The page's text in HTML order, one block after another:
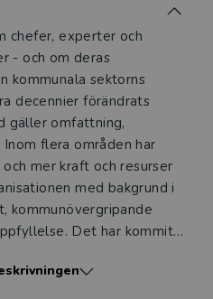
chefer, experter och
- och om deras
kommunala sektorns
decennier förändrats
gäller omfattning,
flera områden har
mer kraft och resurser
med bakgrund i
kommunövergripande
Det har kommit
hur samspel mellan olika